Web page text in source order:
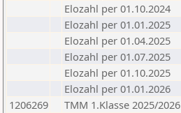
Elozahl per 01.10.2024
Elozahl per 01.01.2025
Elozahl per 01.04.2025
Elozahl per 01.07.2025
Elozahl per 01.10.2025
Elozahl per 01.01.2026
1206269
TMM 1.Klasse 2025/2026